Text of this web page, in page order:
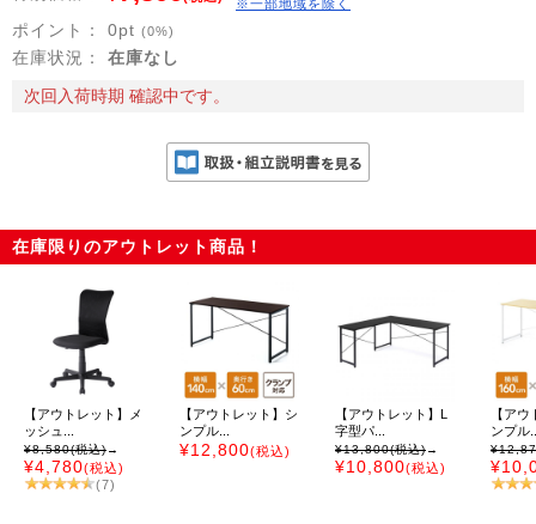
※一部地域を除く
ポイント： 0pt (0%)
在庫状況：
在庫なし
次回入荷時期 確認中です。
在庫限りのアウトレット商品！
【アウトレット】メ
ッシュ...
¥8,580(税込)→
¥4,780(税込)
(7)
【アウトレット】シ
ンプル...
¥12,800(税込)
【アウトレット】L
字型パ...
¥13,800(税込)→
¥10,800(税込)
【ア
ンプル